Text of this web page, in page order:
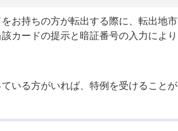
お持ちの方が転出する際に、転出地市
カードの提示と暗証番号の入力により
いる方がいれば、特例を受けることが